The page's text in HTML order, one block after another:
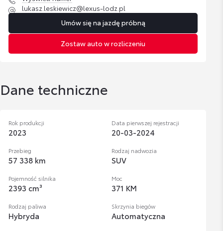
lukasz.leskiewicz@lexus-lodz.pl
Umów się na jazdę próbną
Zostaw auto w rozliczeniu
Dane techniczne
Rok produkcji
2023
Data pierwszej rejestracji
20-03-2024
Przebieg
57 338 km
Rodzaj nadwozia
SUV
Pojemność silnika
2393 cm³
Moc
371 KM
Rodzaj paliwa
Hybryda
Skrzynia biegów
Automatyczna